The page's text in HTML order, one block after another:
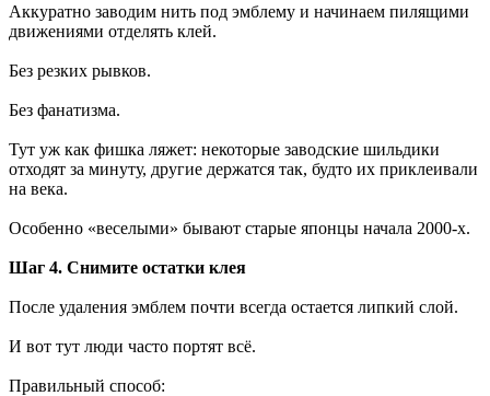
Аккуратно заводим нить под эмблему и начинаем пилящими
движениями отделять клей.
Без резких рывков.
Без фанатизма.
Тут уж как фишка ляжет: некоторые заводские шильдики
отходят за минуту, другие держатся так, будто их приклеивали
на века.
Особенно «веселыми» бывают старые японцы начала 2000-х.
Шаг 4. Снимите остатки клея
После удаления эмблем почти всегда остается липкий слой.
И вот тут люди часто портят всё.
Правильный способ: